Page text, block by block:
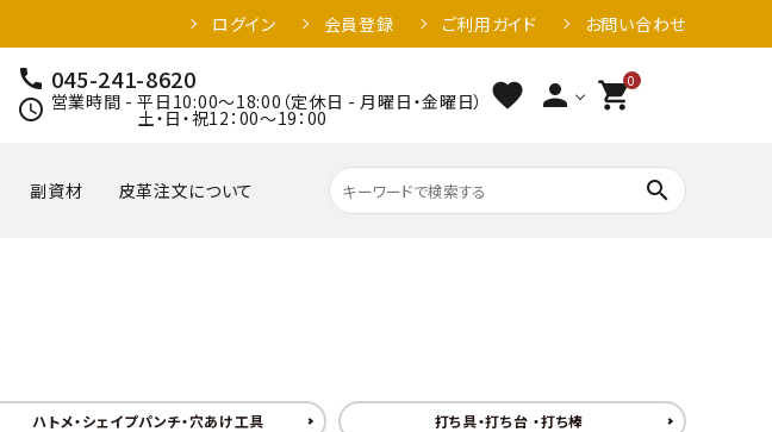
ログイン 会員登録 ご利用ガイド お問い合わせ
call 045-241-8620
schedule 営業時間 - 平日10:00～18:00（定休日 - 月曜日・金曜日）
土・日・祝12：00～19：00
favorite person 0
shopping_cart
副資材 皮革注文について search
ハトメ・シェイプパンチ・穴あけ工具 打ち具・打ち台 ・打ち棒